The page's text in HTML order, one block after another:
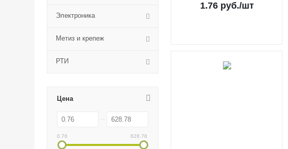
Электроника
Метиз и крепеж
РТИ
Цена
0.76 628.78
1.76руб./шт